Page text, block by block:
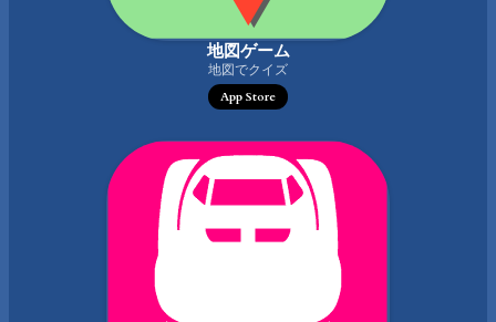
地図ゲーム
地図でクイズ
App Store